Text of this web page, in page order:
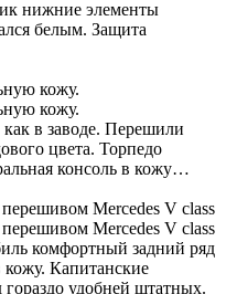
нижние элементы
белым. Защита
кожу.
кожу.
в заводе. Перешили
цвета. Торпедо
консоль в кожу…
Mercedes V class
Mercedes V class
комфортный задний ряд
Капитанские
гораздо удобней штатных.